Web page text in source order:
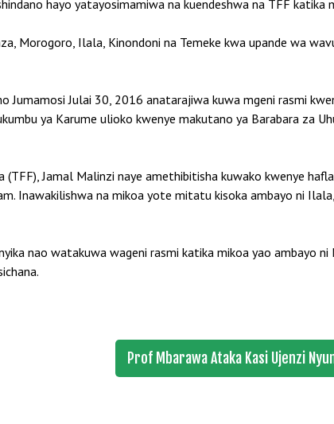
hayo yatayosimamiwa na kuendeshwa na TFF katika
Morogoro, Ilala, Kinondoni na Temeke kwa upande wa
Jumamosi Julai 30, 2016 anatarajiwa kuwa mgeni rasmi
ya Karume ulioko kwenye makutano ya Barabara za
(TFF), Jamal Malinzi naye amethibitisha kuwako kwenye
Inawakilishwa na mikoa yote mitatu kisoka ambayo ni
nao watakuwa wageni rasmi katika mikoa yao ambayo
Prof Mbarawa Ataka Kasi Ujenzi